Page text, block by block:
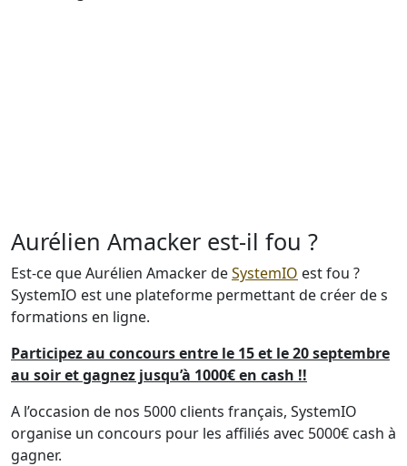
Aurélien Amacker est-il fou ?
Est-ce que Aurélien Amacker deSystemIO est fou ?
SystemIO est une plateforme permettant de créer de s
formations en ligne.
Participez au concours entre le 15 et le 20 septembre
au soir et gagnez jusqu’à 1000€ en cash !!
A l’occasion de nos 5000 clients français, SystemIO
organise un concours pour les affiliés avec 5000€ cash à
gagner.